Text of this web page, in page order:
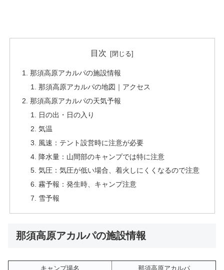
目次
那須高原アカルパの施設情報
那須高原アカルパの地図｜アクセス
那須高原アカルパの天気予報
日の出・日の入り
気温
風速：テント設営時に注意が必要
降水量：山間部のキャンプでは特に注意
気圧：気圧が低い場合、着火しにくくなるので注意
霧予報：発生時、キャンプ注意
雪予報
那須高原アカルパの施設情報
キャンプ場名
那須高原アカルパ